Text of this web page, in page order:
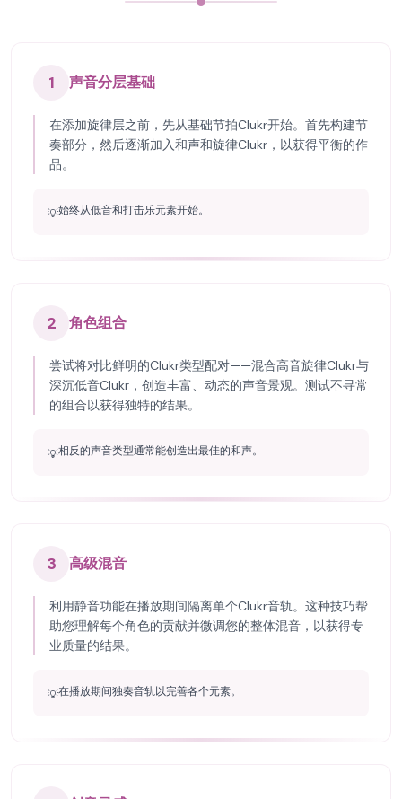
1 声音分层基础
在添加旋律层之前，先从基础节拍Clukr开始。首先构建节
奏部分，然后逐渐加入和声和旋律Clukr，以获得平衡的作
品。
💡始终从低音和打击乐元素开始。
2 角色组合
尝试将对比鲜明的Clukr类型配对——混合高音旋律Clukr与
深沉低音Clukr，创造丰富、动态的声音景观。测试不寻常
的组合以获得独特的结果。
💡相反的声音类型通常能创造出最佳的和声。
3 高级混音
利用静音功能在播放期间隔离单个Clukr音轨。这种技巧帮
助您理解每个角色的贡献并微调您的整体混音，以获得专
业质量的结果。
💡在播放期间独奏音轨以完善各个元素。